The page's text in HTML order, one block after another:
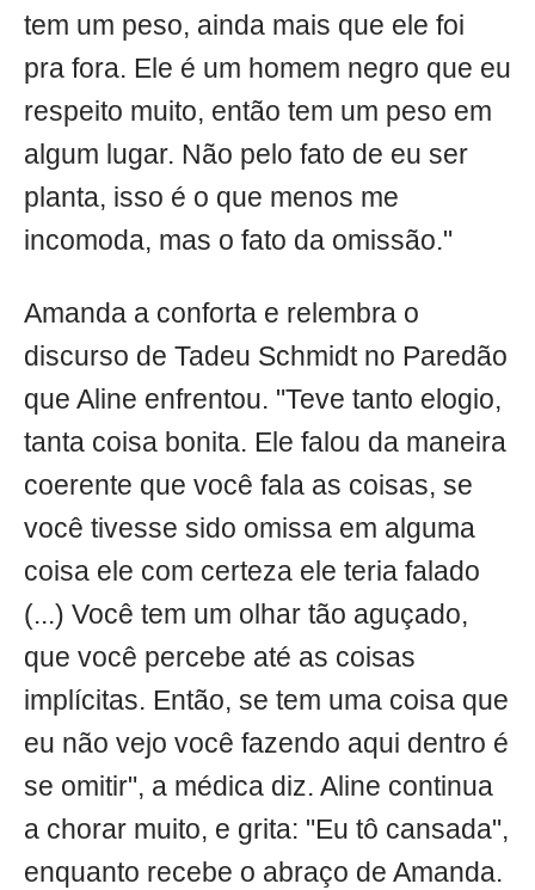
tem um peso, ainda mais que ele foi
pra fora. Ele é um homem negro que eu
respeito muito, então tem um peso em
algum lugar. Não pelo fato de eu ser
planta, isso é o que menos me
incomoda, mas o fato da omissão."
Amanda a conforta e relembra o
discurso de Tadeu Schmidt no Paredão
que Aline enfrentou. "Teve tanto elogio,
tanta coisa bonita. Ele falou da maneira
coerente que você fala as coisas, se
você tivesse sido omissa em alguma
coisa ele com certeza ele teria falado
(...) Você tem um olhar tão aguçado,
que você percebe até as coisas
implícitas. Então, se tem uma coisa que
eu não vejo você fazendo aqui dentro é
se omitir", a médica diz. Aline continua
a chorar muito, e grita: "Eu tô cansada",
enquanto recebe o abraço de Amanda.